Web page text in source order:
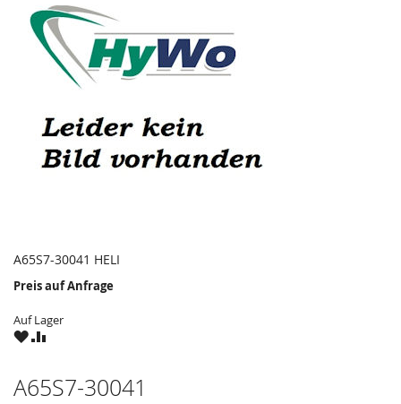
A65S7-30041 HELI
Preis auf Anfrage
Auf Lager
ZUZU
A65S7-30041